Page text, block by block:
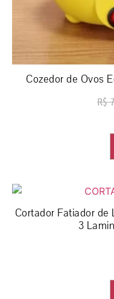
Cozedor de Ovos
R$
Cortador Fatiador
3